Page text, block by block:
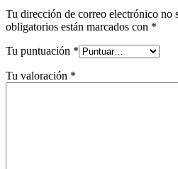
Tu dirección de correo electrónico no
obligatorios están marcados con *
Tu puntuación *
Tu valoración *